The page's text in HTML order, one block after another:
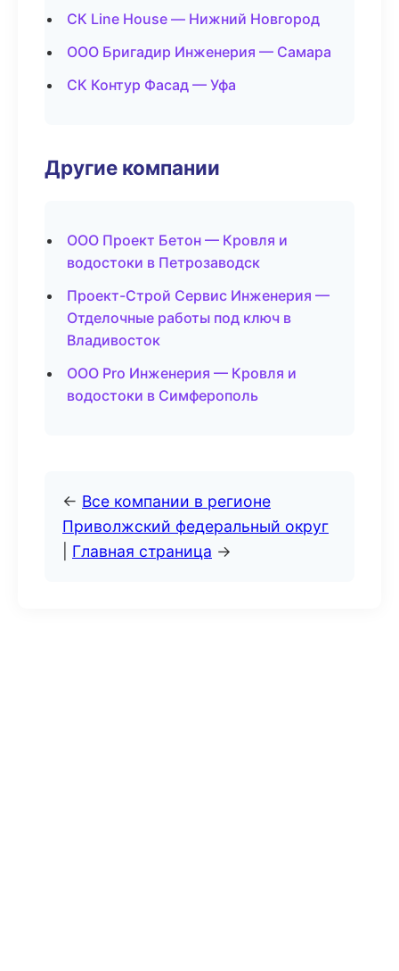
СК Line House — Нижний Новгород
ООО Бригадир Инженерия — Самара
СК Контур Фасад — Уфа
Другие компании
ООО Проект Бетон — Кровля и
водостоки в Петрозаводск
Проект-Строй Сервис Инженерия —
Отделочные работы под ключ в
Владивосток
ООО Pro Инженерия — Кровля и
водостоки в Симферополь
← Все компании в регионе
Приволжский федеральный округ
Главная страница →